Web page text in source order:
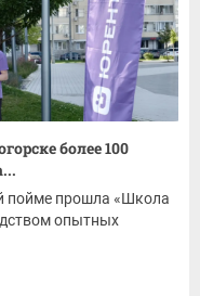
более 100
пойме прошла «Школа
опытных